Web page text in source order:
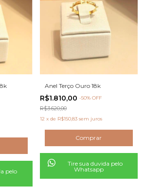
pelo
Anel Terço Ouro 18k
R$1.810,00 -50% OFF
R$3.620,00
12 x de R$150,83 sem juros
Tire sua duvida pelo
Whatsapp